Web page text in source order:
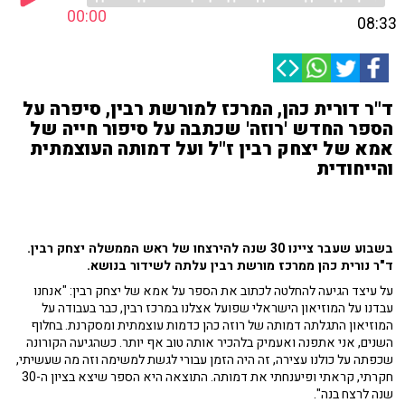
00:00 08:33
ד"ר דורית כהן, המרכז למורשת רבין, סיפרה על
הספר החדש 'רוזה' שכתבה על סיפור חייה של
אמא של יצחק רבין ז"ל ועל דמותה העוצמתית
והייחודית
בשבוע שעבר ציינו 30 שנה להירצחו של ראש הממשלה יצחק רבין.
ד"ר נורית כהן ממרכז מורשת רבין עלתה לשידור בנושא.
על עיצד הגיעה להחלטה לכתוב את הספר על אמא של יצחק רבין: "אנחנו
עבדנו על המוזיאון הישראלי שפועל אצלנו במרכז רבין, כבר בעבודה על
המוזיאון התגלתה דמותה של רוזה כהן כדמות עוצמתית ומסקרנת. בחלוף
השנים, אני אתפנה ואעמיק בלהכיר אותה טוב אף יותר. כשהגיעה הקורונה
שכפתה על כולנו עצירה, זה היה הזמן עבורי לגשת למשימה וזה מה שעשיתי,
חקרתי, קראתי ופיענחתי את דמותה. התוצאה היא הספר שיצא בציון ה-30
שנה לרצח בנה".